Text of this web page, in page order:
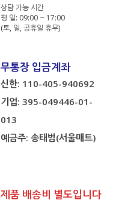
상담 가능 시간
평 일: 09:00 ~ 17:00
(토, 일, 공휴일 휴무)
무통장 입금계좌
신한: 110-405-940692
기업: 395-049446-01-
013
예금주: 송태범(서울매트)
제품 배송비 별도입니다